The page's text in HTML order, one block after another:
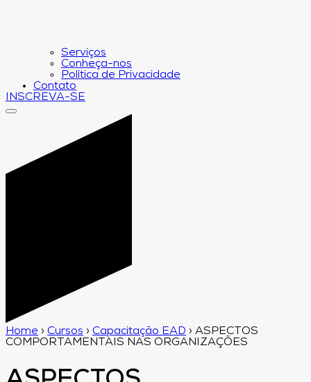
Serviços
Conheça-nos
Política de Privacidade
Contato
INSCREVA-SE
Home › Cursos › Capacitação EAD › ASPECTOS
COMPORTAMENTAIS NAS ORGANIZAÇÕES